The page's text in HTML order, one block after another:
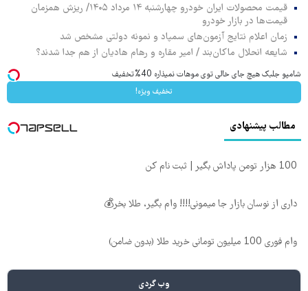
قیمت محصولات ایران خودرو چهارشنبه ۱۴ مرداد ۱۴۰۵/ ریزش همزمان
قیمت‌ها در بازار خودرو
زمان اعلام نتایج آزمون‌های سمپاد و نمونه دولتی مشخص شد
شایعه انحلال ماکان‌بند / امیر مقاره و رهام هادیان از هم جدا شدند؟
شامپو جلبک هیچ جای خالی توی موهات نمیذاره 40%تخفیف
تخفیف ویژه!
مطالب پیشنهادی
100 هزار تومن پاداش بگیر | ثبت نام کن
داری از نوسان بازار جا میمونی!!!! وام بگیر، طلا بخر💰
وام فوری 100 میلیون تومانی خرید طلا (بدون ضامن)
وب گردی